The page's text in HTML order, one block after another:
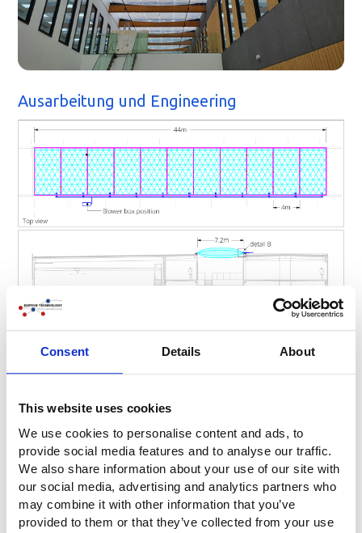
Consent Details About
This website uses cookies
We use cookies to personalise content and ads, to
provide social media features and to analyse our traffic.
We also share information about your use of our site with
our social media, advertising and analytics partners who
may combine it with other information that you’ve
provided to them or that they’ve collected from your use
Ausarbeitung und Engineering